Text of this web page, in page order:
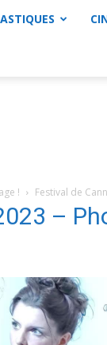
! Festival de
–